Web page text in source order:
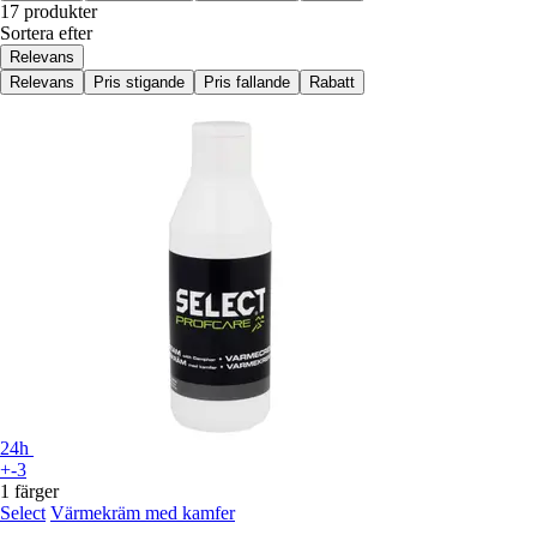
17 produkter
Sortera efter
Relevans
Relevans
Pris stigande Pris fallande Rabatt
24h
+-3
1 färger
Select Värmekräm med kamfer